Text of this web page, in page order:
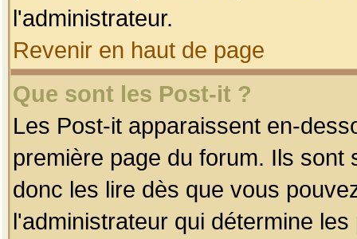
l'administrateur.
Revenir en haut de page
Que sont les Post-it ?
Les Post-it apparaissent en-
première page du forum. Ils
donc les lire dès que vous
l'administrateur qui détermine